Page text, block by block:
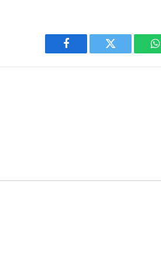
Facebook Twitter